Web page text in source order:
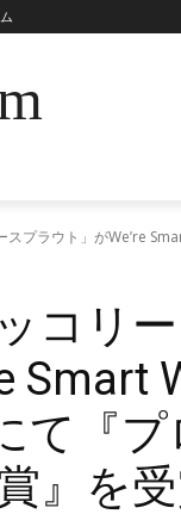
スプラウト」がWe’re
コリ
Smart
て『
』を